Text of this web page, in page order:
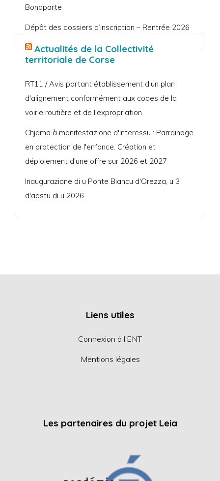
Bonaparte
Dépôt des dossiers d’inscription – Rentrée 2026
Actualités de la Collectivité
territoriale de Corse
RT11 / Avis portant établissement d'un plan
d'alignement conformément aux codes de la
voirie routière et de l'expropriation
Chjama à manifestazione d'interessu : Parrainage
en protection de l'enfance. Création et
déploiement d'une offre sur 2026 et 2027
Inaugurazione di u Ponte Biancu d'Orezza, u 3
d'aostu di u 2026
Liens utiles
Connexion à l’ENT
Mentions légales
Les partenaires du projet Leia